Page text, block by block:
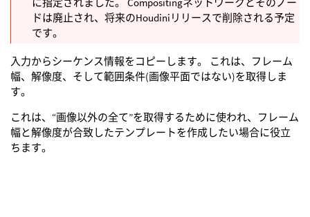
ドは廃止され、将来のHoudiniリリースで削除される予定
です。
入力からシーケンス情報をコピーします。 これは、フレーム
幅、解像度、そして範囲条件(画像平面ではない)を取得しま
す。
これは、“画像以外の全て”を取得するために使われ、フレーム
幅と解像度が合致したテンプレートを作成したい場合に役立
ちます。